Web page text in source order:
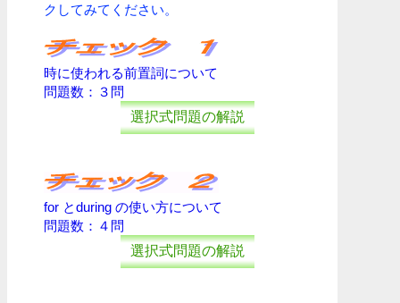
クしてみてください。
時に使われる前置詞について
問題数：３問
選択式問題の解説
for とduring の使い方について
問題数：４問
選択式問題の解説